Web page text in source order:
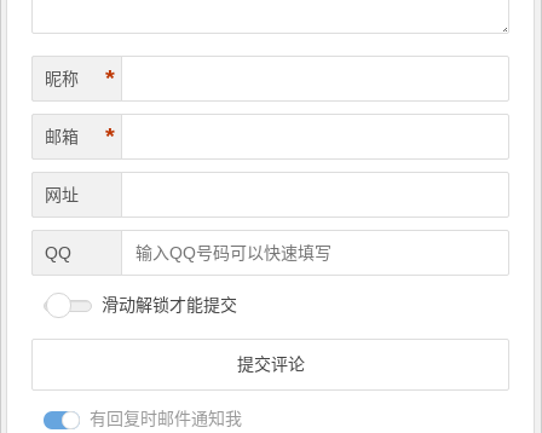
昵称 *
邮箱 *
网址
QQ
滑动解锁才能提交
有回复时邮件通知我